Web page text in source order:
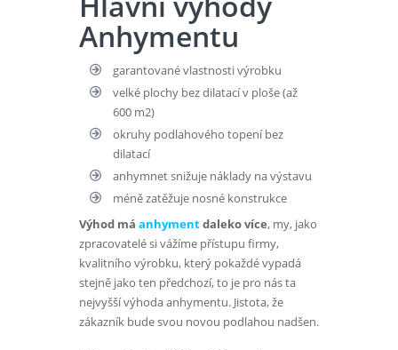
Anhymentu
garantované vlastnosti výrobku
velké plochy bez dilatací v ploše (až
600 m2)
okruhy podlahového topení bez
dilatací
anhymnet snižuje náklady na výstavu
méně zatěžuje nosné konstrukce
Výhod má anhymentdaleko více, my, jako
zpracovatelé si vážíme přístupu firmy,
kvalitního výrobku, který pokaždé vypadá
stejně jako ten předchozí, to je pro nás ta
nejvyšší výhoda anhymentu. Jistota, že
zákazník bude svou novou podlahou nadšen.